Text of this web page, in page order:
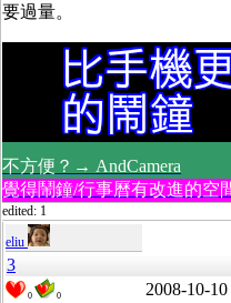
要過量。
不方便？→ AndCamera
覺得鬧鐘/行事曆有改進的
edited: 1
eliu
3
0 0 2008-10-10